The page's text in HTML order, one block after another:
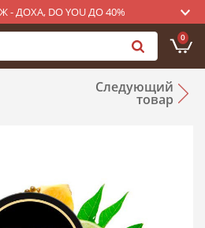
ДОХА, DO YOU ДО 40%
0
Следующий
товар